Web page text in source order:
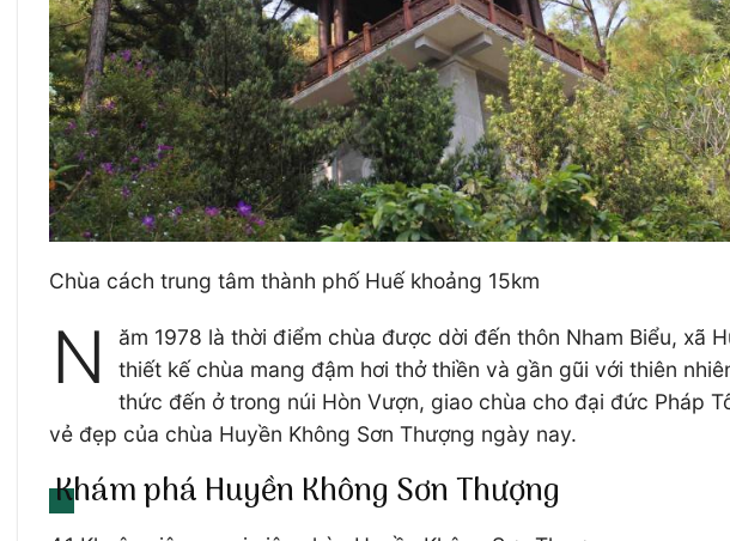
Chùa cách trung tâm thành phố Huế khoảng 15km
N
ăm 1978 là thời điểm chùa được dời đến thôn Nham Biểu, xã
thiết kế chùa mang đậm hơi thở thiền và gần gũi với thiên
thức đến ở trong núi Hòn Vượn, giao chùa cho đại đức Pháp
vẻ đẹp của chùa Huyền Không Sơn Thượng ngày nay.
Khám phá Huyền Không Sơn Thượng